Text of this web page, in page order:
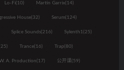
Lo-Fi(10) Martin Garrix(14)
House(32) Serum(124)
Splice Sounds(216) Sylenth1(25)
Trance(16) Trap(80)
A. Production(17) 公开课(59)